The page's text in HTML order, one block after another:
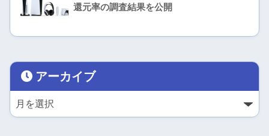
還元率の調査結果を公開
アーカイブ